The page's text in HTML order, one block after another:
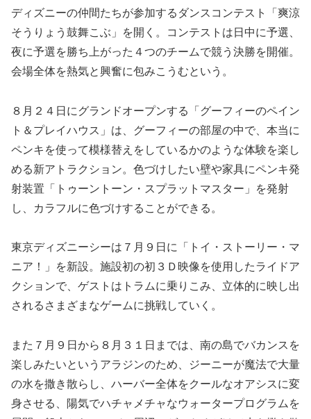
ディズニーの仲間たちが参加するダンスコンテスト「爽涼
そうりょう鼓舞こぶ」を開く。コンテストは日中に予選、
夜に予選を勝ち上がった４つのチームで競う決勝を開催。
会場全体を熱気と興奮に包みこうむという。
８月２４日にグランドオープンする「グーフィーのペイン
ト＆プレイハウス」は、グーフィーの部屋の中で、本当に
ペンキを使って模様替えをしているかのような体験を楽し
める新アトラクション。色づけしたい壁や家具にペンキ発
射装置「トゥーントーン・スプラットマスター」を発射
し、カラフルに色づけすることができる。
東京ディズニーシーは７月９日に「トイ・ストーリー・マ
ニア！」を新設。施設初の初３Ｄ映像を使用したライドア
クションで、ゲストはトラムに乗りこみ、立体的に映し出
されるさまざまなゲームに挑戦していく。
また７月９日から８月３１日までは、南の島でバカンスを
楽しみたいというアラジンのため、ジーニーが魔法で大量
の水を撒き散らし、ハーバー全体をクールなオアシスに変
身させる、陽気でハチャメチャなウォータープログラムを